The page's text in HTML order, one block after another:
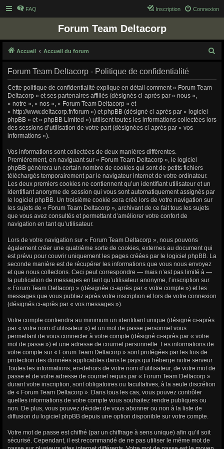
FAQ Connexion
Inscription
Forum Team Deltacorp
Accueil Accueil du forum
c
Forum Team Deltacorp - Politique de confidentialité
Cette politique de confidentialité explique en détail comment « Forum Team
Deltacorp » et ses partenaires affiliés (désignés ci-après par « nous »,
« notre », « nos », « Forum Team Deltacorp » et
« http://www.deltacorp.fr/forum ») et phpBB (désigné ci-après par « logiciel
phpBB » et « phpBB Limited ») utilisent toutes les informations collectées lors
des sessions d’utilisation de votre part (désignées ci-après par « vos
informations »).
Vos informations sont collectées de deux manières différentes.
Premièrement, en naviguant sur « Forum Team Deltacorp », le logiciel
phpBB génèrera un certain nombre de cookies qui sont de petits fichiers
téléchargés temporairement par le navigateur internet de votre ordinateur.
Les deux premiers cookies ne contiennent qu’un identifiant utilisateur et un
identifiant anonyme de session qui vous sont automatiquement assignés par
le logiciel phpBB. Un troisième cookie sera créé lors de votre navigation sur
les sujets de « Forum Team Deltacorp », archivant de ce fait tous les sujets
que vous avez consultés et permettant d’améliorer votre confort de
navigation en tant qu’utilisateur.
Lors de votre navigation sur « Forum Team Deltacorp », nous pouvons
également créer une quatrième sorte de cookies, externes au document qui
est prévu pour couvrir uniquement les pages créées par le logiciel phpBB. La
seconde manière est de récupérer les informations que vous nous envoyez
et que nous collectons. Ceci peut correspondre — mais n’est pas limité à —
la publication de messages en tant qu’utilisateur anonyme, l’inscription sur
« Forum Team Deltacorp » (désignée ci-après par « votre compte ») et les
messages que vous publiez après votre inscription et lors de votre connexion
(désignés ci-après par « vos messages »).
Votre compte contiendra au minimum un identifiant unique (désigné ci-après
par « votre nom d’utilisateur ») et un mot de passe personnel vous
permettant de vous connecter à votre compte (désigné ci-après par « votre
mot de passe ») et une adresse de courriel personnelle. Les informations de
votre compte sur « Forum Team Deltacorp » sont protégées par les lois de
protection des données applicables dans le pays qui héberge notre serveur.
Toutes les informations, en-dehors de votre nom d’utilisateur, de votre mot de
passe et de votre adresse de courriel requis par « Forum Team Deltacorp »
durant votre inscription, sont obligatoires ou facultatives, à la seule discrétion
de « Forum Team Deltacorp ». Dans tous les cas, vous pouvez contrôler
quelles informations de votre compte vous souhaitez rendre publiques ou
non. De plus, vous pouvez décider de vous abonner ou non à la liste de
diffusion du logiciel phpBB depuis une option disponible sur votre compte.
Votre mot de passe est chiffré (par un chiffrage à sens unique) afin qu’il soit
sécurisé. Cependant, il est recommandé de ne pas utiliser le même mot de